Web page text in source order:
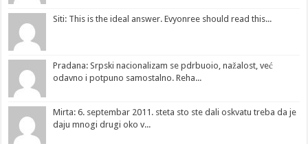
Siti: This is the ideal answer. Evyonree should read this...
Pradana: Srpski nacionalizam se pdrbuoio, nažalost, već
odavno i potpuno samostalno. Reha...
Mirta: 6. septembar 2011. steta sto ste dali oskvatu treba da je
daju mnogi drugi oko v...